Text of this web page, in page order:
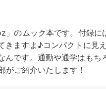
」のムック本です。付録に
きますよ♪コンパクトに見
んです。通勤や通学はもち
ご紹介いたします！